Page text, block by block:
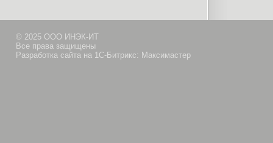
© 2025 ООО ИНЭК-ИТ
Все права защищены
Разработка сайта на 1С-Битрикс: Максимастер